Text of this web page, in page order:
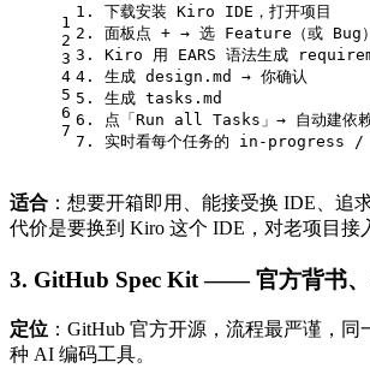
1
2
3
4
5
6
7
1. 下载安装 Kiro IDE，打开项目
2. 面板点 + → 选 Feature（或 Bug
3. Kiro 用 EARS 语法生成
4. 生成 design.md → 你确认
5. 生成 tasks.md
6. 点「Run all Tasks」→ 自动建依赖
7. 实时看每个任务的 in-progress /
适合 ：想要开箱即用、能接受换 IDE、追
代价是要换到 Kiro 这个 IDE，对老项目接
3. GitHub Spec Kit —— 官方背书、
定位 ：GitHub 官方开源，流程最严谨，同
种 AI 编码工具。